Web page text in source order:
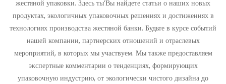
жестяной упаковки. Здесь ты’Вы найдете статьи о наших новых
продуктах, экологичных упаковочных решениях и достижениях в
технологиях производства жестяной банки. Будьте в курсе событий
нашей компании, партнерских отношений и отраслевых
мероприятий, в которых мы участвуем. Мы также предоставляем
экспертные комментарии о тенденциях, формирующих
упаковочную индустрию, от экологически чистого дизайна до